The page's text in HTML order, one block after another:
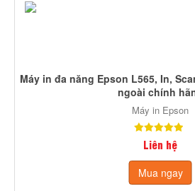
Máy in đa năng Epson L565, In,
ngoài chính
Máy in Epson
Liên hệ
Mua ngay